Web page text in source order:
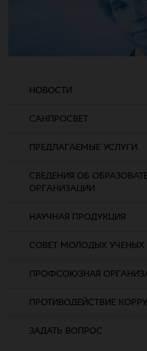
НОВОСТИ
САНПРОСВЕТ
ПРЕДЛАГАЕМЫЕ УСЛУГИ
СВЕДЕНИЯ ОБ
ОРГАНИЗАЦИИ
НАУЧНАЯ ПРОДУКЦИЯ
СОВЕТ МОЛОДЫХ УЧЕНЫХ
ПРОФСОЮЗНАЯ
ПРОТИВОДЕЙСТВИЕ
ЗАДАТЬ ВОПРОС